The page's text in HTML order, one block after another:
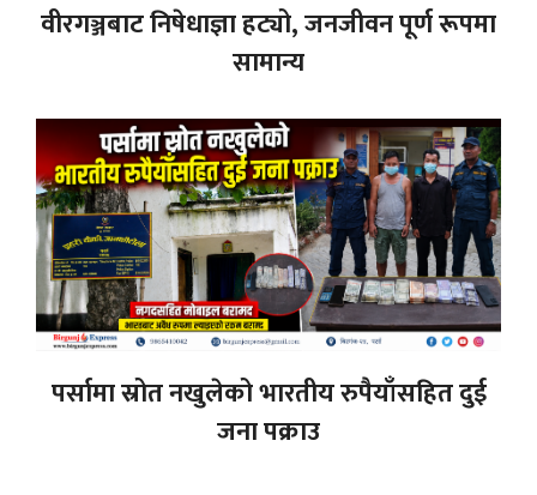
वीरगञ्जबाट निषेधाज्ञा हट्यो, जनजीवन पूर्ण रूपमा
सामान्य
पर्सामा स्रोत नखुलेको भारतीय रुपैयाँसहित दुई
जना पक्राउ